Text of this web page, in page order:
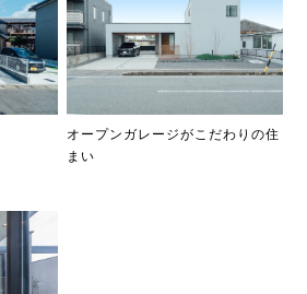
オープンガレージがこだわりの住
まい